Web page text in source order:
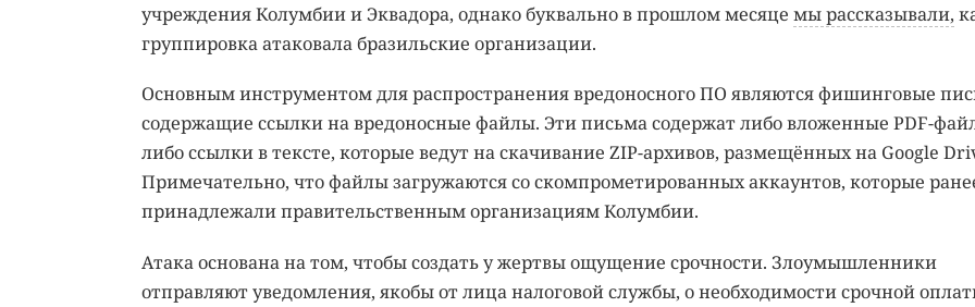
учреждения Колумбии и Эквадора, однако буквально в прошлом месяце мы рассказывали,
группировка атаковала бразильские организации.
Основным инструментом для распространения вредоносного ПО являются фишинговые
содержащие ссылки на вредоносные файлы. Эти письма содержат либо вложенные PDF-
либо ссылки в тексте, которые ведут на скачивание ZIP-архивов, размещённых на Google
Примечательно, что файлы загружаются со скомпрометированных аккаунтов, которые
принадлежали правительственным организациям Колумбии.
Атака основана на том, чтобы создать у жертвы ощущение срочности. Злоумышленники
отправляют уведомления, якобы от лица налоговой службы, о необходимости срочной